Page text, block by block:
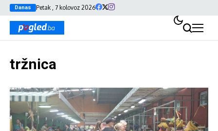
Danas Petak , 7 kolovoz 2026
tržnica